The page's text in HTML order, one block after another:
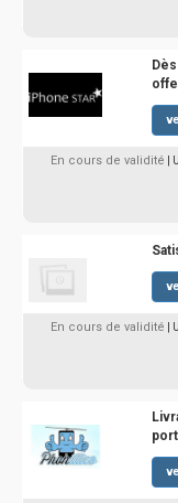
En cours de validité |
En cours de validité |